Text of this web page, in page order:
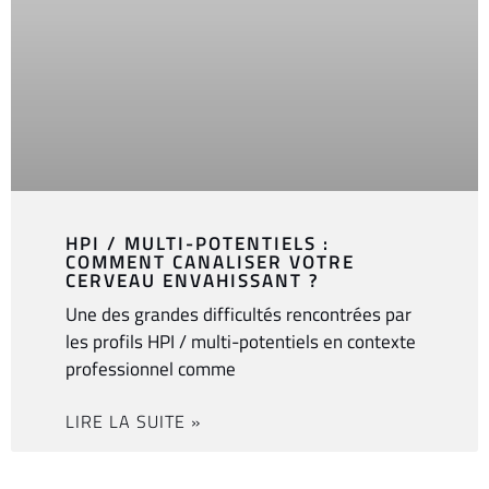
HPI / MULTI-POTENTIELS :
COMMENT CANALISER VOTRE
CERVEAU ENVAHISSANT ?
Une des grandes difficultés rencontrées par
les profils HPI / multi-potentiels en contexte
professionnel comme
LIRE LA SUITE »